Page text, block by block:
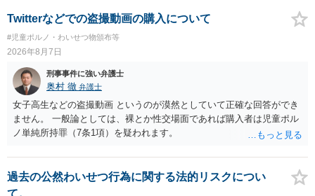
故意があると判断されることは無いかと思います。 ②逮捕、呼び出し
捕、呼び出しされる可能性はどれほどでしょうか？ 誤って当たってし
まっただけであり、さらにその場で女性等のアクションが無かったこ
とからすると、この後に呼び出される可能性は極めて低いと思いま
す。 ③逮捕呼び出しまでの期間 大体どれほどの期間逮捕呼び出しの可
能性があると考えれば良いのでしょうか？ 逮捕や呼び出しの可能性は
極めて低いと思います。 連絡が来ることはないでしょう。
Twitterなどでの盗撮動画の購入について
#児童ポルノ・わいせつ物頒布等
2026年8月7日
刑事事件に強い弁護士
奥村 徹 弁護士
女子高生などの盗撮動画 というのが漠然としていて正確な回答ができ
ません。 一般論としては、裸とか性交場面であれば購入者は児童ポル
ノ単純所持罪（7条1項）を疑われます。
過去の公然わいせつ行為に関する法的リスクについ
て。